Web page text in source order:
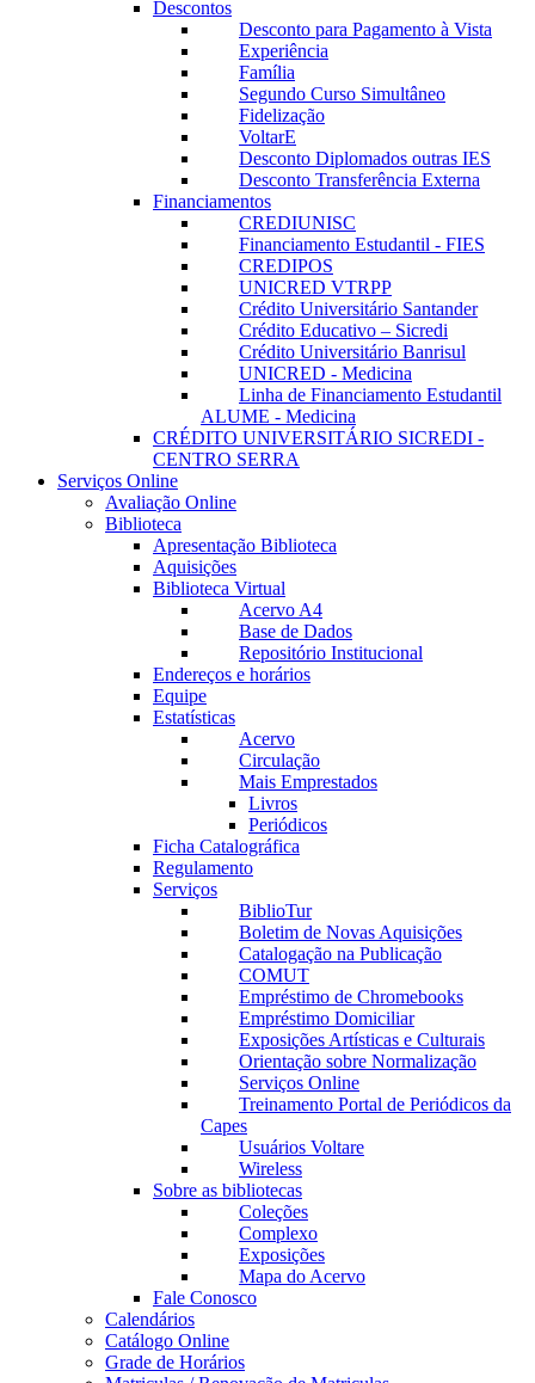
Descontos
Desconto para Pagamento à Vista
Experiência
Família
Segundo Curso Simultâneo
Fidelização
VoltarE
Desconto Diplomados outras IES
Desconto Transferência Externa
Financiamentos
CREDIUNISC
Financiamento Estudantil - FIES
CREDIPOS
UNICRED VTRPP
Crédito Universitário Santander
Crédito Educativo – Sicredi
Crédito Universitário Banrisul
UNICRED - Medicina
Linha de Financiamento Estudantil
ALUME - Medicina
CRÉDITO UNIVERSITÁRIO SICREDI -
CENTRO SERRA
Serviços Online
Avaliação Online
Biblioteca
Apresentação Biblioteca
Aquisições
Biblioteca Virtual
Acervo A4
Base de Dados
Repositório Institucional
Endereços e horários
Equipe
Estatísticas
Acervo
Circulação
Mais Emprestados
Livros
Periódicos
Ficha Catalográfica
Regulamento
Serviços
BiblioTur
Boletim de Novas Aquisições
Catalogação na Publicação
COMUT
Empréstimo de Chromebooks
Empréstimo Domiciliar
Exposições Artísticas e Culturais
Orientação sobre Normalização
Serviços Online
Treinamento Portal de Periódicos da
Capes
Usuários Voltare
Wireless
Sobre as bibliotecas
Coleções
Complexo
Exposições
Mapa do Acervo
Fale Conosco
Calendários
Catálogo Online
Grade de Horários